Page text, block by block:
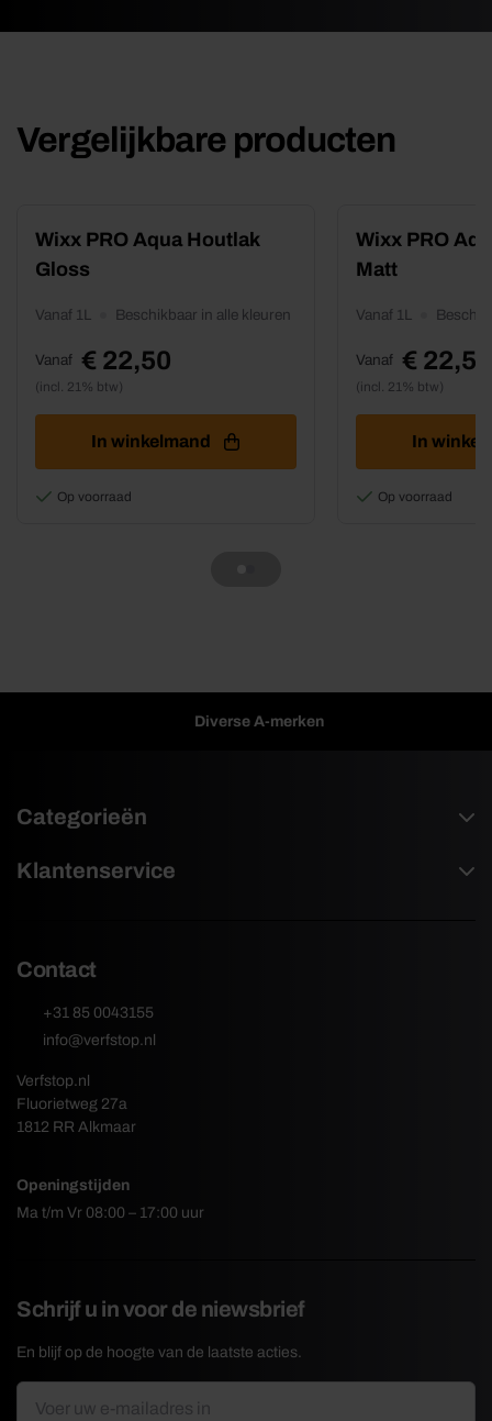
Vergelijkbare producten
Wixx PRO Aqua Houtlak
Gloss
Vanaf 1L Beschikbaar in alle kleuren
Vanaf € 22,50
(incl. 21% btw)
In winkelmand
Dit
heeft
variaties.
optie
kan
de
productpagina
Op voorraad
Wixx PRO
Matt
Vanaf 1L
Vanaf € 22,50
(incl. 21% btw)
In
Dit
heeft
variaties.
optie
kan
de
productpagina
Op voorraad
Diverse A-merken
Categorieën
Klantenservice
Contact
+31 85 0043155
info@verfstop.nl
Verfstop.nl
Fluorietweg 27a
1812 RR Alkmaar
Openingstijden
Ma t/m Vr 08:00 – 17:00 uur
Schrijf u in voor de niewsbrief
En blijf op de hoogte van de laatste acties.